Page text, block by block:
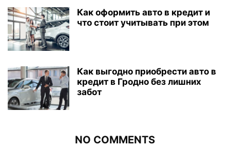
Как оформить авто в кредит и
что стоит учитывать при этом
Как выгодно приобрести авто в
кредит в Гродно без лишних
забот
NO COMMENTS